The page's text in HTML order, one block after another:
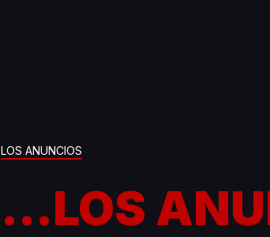
LOS ANUNCIOS
...LOS